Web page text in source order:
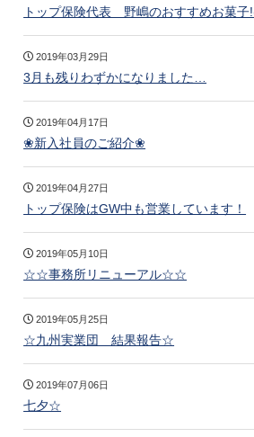
トップ保険代表 野嶋のおすすめお菓子
2019年03月29日
3月も残りわずかになりました…
2019年04月17日
❀新入社員のご紹介❀
2019年04月27日
トップ保険はGW中も営業しています！
2019年05月10日
☆☆事務所リニューアル☆☆
2019年05月25日
☆九州実業団 結果報告☆
2019年07月06日
七夕☆